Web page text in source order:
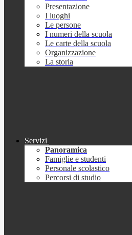
Presentazione
I luoghi
Le persone
I numeri della scuola
Le carte della scuola
Organizzazione
La storia
Servizi
Panoramica
Famiglie e studenti
Personale scolastico
Percorsi di studio